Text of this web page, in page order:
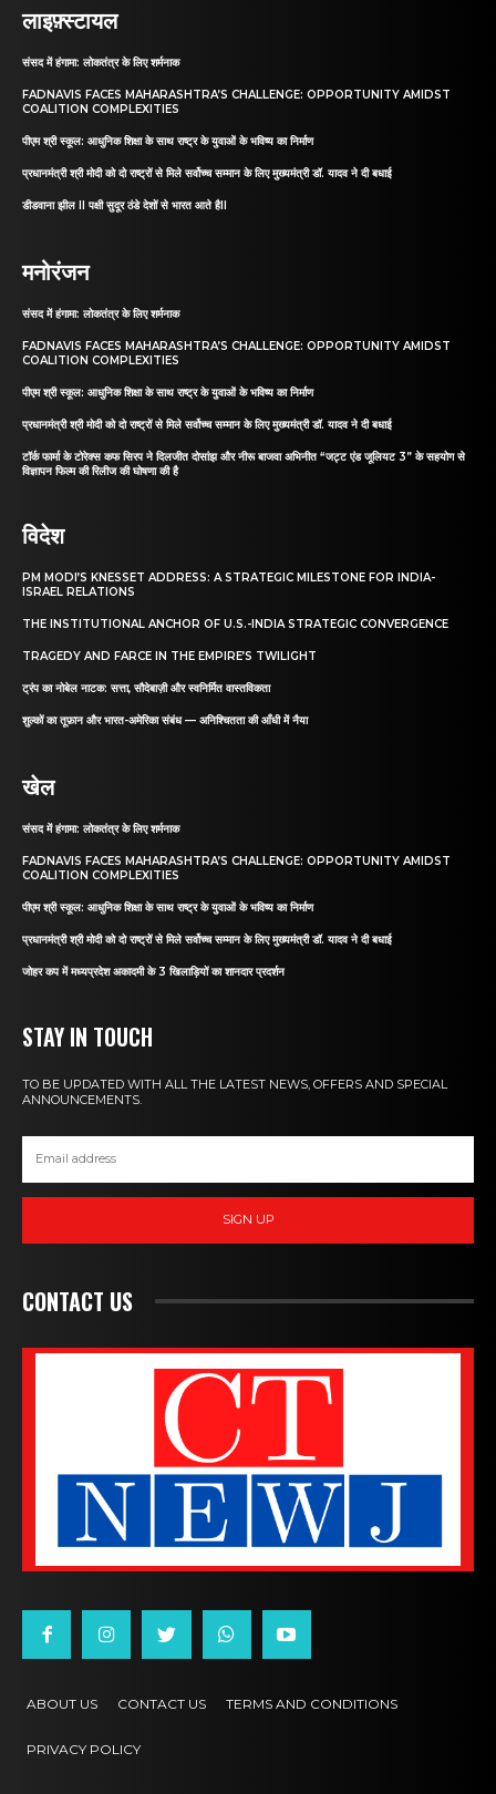
लाइफ़्स्टायल
संसद में हंगामा: लोकतंत्र के लिए शर्मनाक
FADNAVIS FACES MAHARASHTRA’S CHALLENGE: OPPORTUNITY AMIDST
COALITION COMPLEXITIES
पीएम श्री स्कूल: आधुनिक शिक्षा के साथ राष्ट्र के युवाओं के भविष्य का निर्माण
प्रधानमंत्री श्री मोदी को दो राष्ट्रों से मिले सर्वोच्च सम्मान के लिए मुख्यमंत्री डॉ. यादव ने दी बधाई
डीडवाना झील II पक्षी सुदूर ठंडे देशों से भारत आते हैII
मनोरंजन
संसद में हंगामा: लोकतंत्र के लिए शर्मनाक
FADNAVIS FACES MAHARASHTRA’S CHALLENGE: OPPORTUNITY AMIDST
COALITION COMPLEXITIES
पीएम श्री स्कूल: आधुनिक शिक्षा के साथ राष्ट्र के युवाओं के भविष्य का निर्माण
प्रधानमंत्री श्री मोदी को दो राष्ट्रों से मिले सर्वोच्च सम्मान के लिए मुख्यमंत्री डॉ. यादव ने दी बधाई
टॉर्क फार्मा के टोरेक्स कफ सिरप ने दिलजीत दोसांझ और नीरू बाजवा अभिनीत “जट्ट एंड जूलियट 3” के सहयोग से
विज्ञापन फिल्म की रिलीज की घोषणा की है
विदेश
PM MODI’S KNESSET ADDRESS: A STRATEGIC MILESTONE FOR INDIA-
ISRAEL RELATIONS
THE INSTITUTIONAL ANCHOR OF U.S.-INDIA STRATEGIC CONVERGENCE
TRAGEDY AND FARCE IN THE EMPIRE’S TWILIGHT
ट्रंप का नोबेल नाटक: सत्ता, सौदेबाज़ी और स्वनिर्मित वास्तविकता
शुल्कों का तूफ़ान और भारत-अमेरिका संबंध — अनिश्चितता की आँधी में नैया
खेल
संसद में हंगामा: लोकतंत्र के लिए शर्मनाक
FADNAVIS FACES MAHARASHTRA’S CHALLENGE: OPPORTUNITY AMIDST
COALITION COMPLEXITIES
पीएम श्री स्कूल: आधुनिक शिक्षा के साथ राष्ट्र के युवाओं के भविष्य का निर्माण
प्रधानमंत्री श्री मोदी को दो राष्ट्रों से मिले सर्वोच्च सम्मान के लिए मुख्यमंत्री डॉ. यादव ने दी बधाई
जोहर कप में मध्यप्रदेश अकादमी के 3 खिलाड़ियों का शानदार प्रदर्शन
STAY IN TOUCH
TO BE UPDATED WITH ALL THE LATEST NEWS, OFFERS AND SPECIAL
ANNOUNCEMENTS.
SIGN UP
CONTACT US
ABOUT US CONTACT US TERMS AND CONDITIONS
PRIVACY POLICY